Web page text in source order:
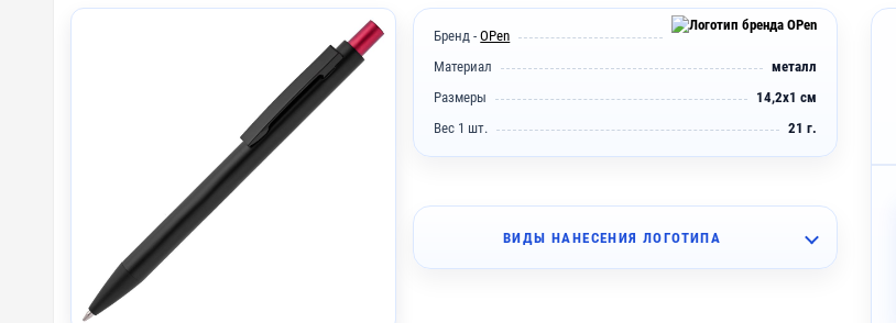
Бренд -OPen
Материал
металл
Размеры
14,2х1 см
Вес 1 шт.
21 г.
ВИДЫ НАНЕСЕНИЯ ЛОГОТИПА